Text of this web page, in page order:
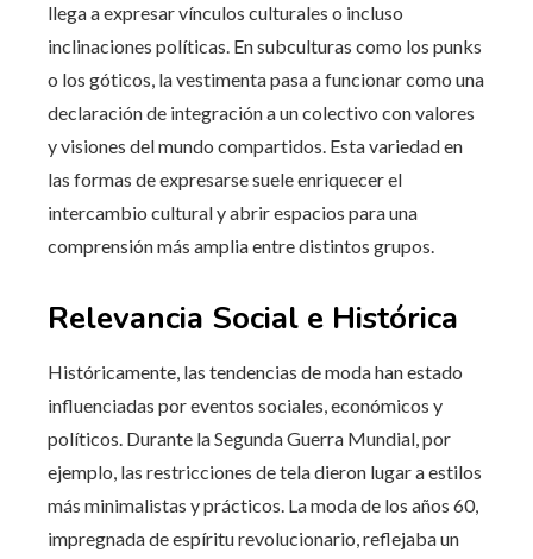
llega a expresar vínculos culturales o incluso
inclinaciones políticas. En subculturas como los punks
o los góticos, la vestimenta pasa a funcionar como una
declaración de integración a un colectivo con valores
y visiones del mundo compartidos. Esta variedad en
las formas de expresarse suele enriquecer el
intercambio cultural y abrir espacios para una
comprensión más amplia entre distintos grupos.
Relevancia Social e Histórica
Históricamente, las tendencias de moda han estado
influenciadas por eventos sociales, económicos y
políticos. Durante la Segunda Guerra Mundial, por
ejemplo, las restricciones de tela dieron lugar a estilos
más minimalistas y prácticos. La moda de los años 60,
impregnada de espíritu revolucionario, reflejaba un